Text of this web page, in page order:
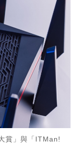
賞」與「ITMan!